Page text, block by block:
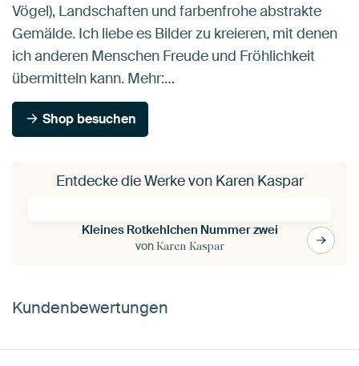
Vögel), Landschaften und farbenfrohe abstrakte
Gemälde. Ich liebe es Bilder zu kreieren, mit denen
ich anderen Menschen Freude und Fröhlichkeit
übermitteln kann. Mehr:…
Shop besuchen
Entdecke die Werke von Karen Kaspar
Kleines Rotkehlchen Nummer zwei
von Karen Kaspar
Kundenbewertungen